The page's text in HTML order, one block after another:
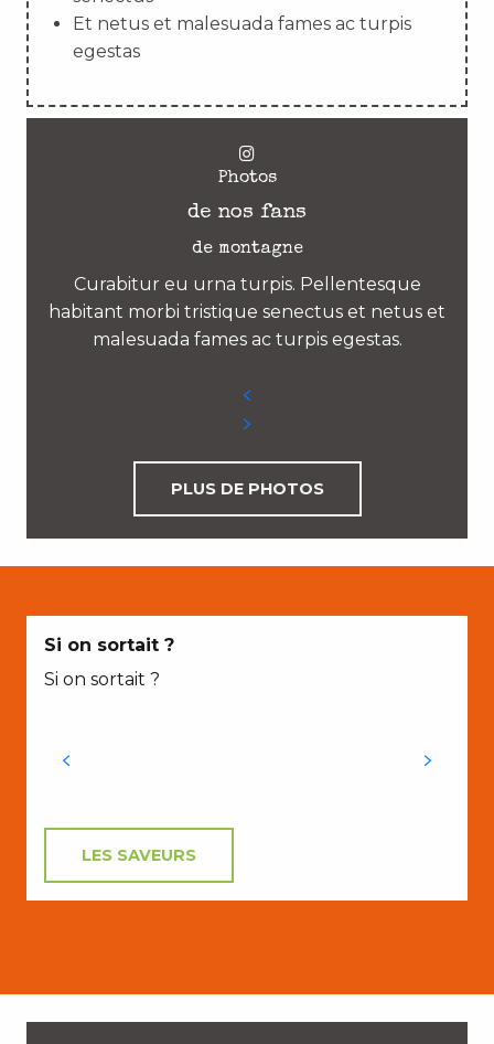
Et netus et malesuada fames ac turpis
egestas
Photos
de nos fans
de montagne
Curabitur eu urna turpis. Pellentesque
habitant morbi tristique senectus et netus et
malesuada fames ac turpis egestas.
PLUS DE PHOTOS
Si on sortait ?
Si on sortait ?
LES SAVEURS